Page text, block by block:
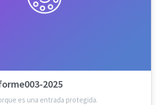
2025
es una entrada protegida.